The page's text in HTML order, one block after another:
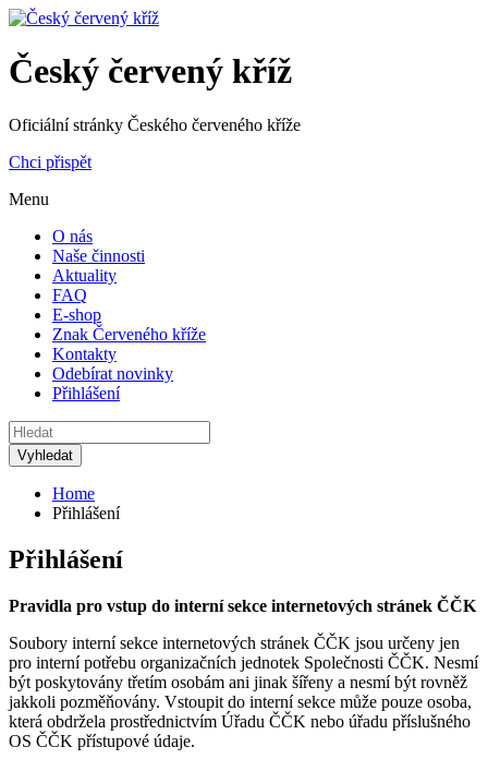
Český červený kříž
Oficiální stránky Českého červeného kříže
Chci přispět
Menu
O nás
Naše činnosti
Aktuality
FAQ
E-shop
Znak Červeného kříže
Kontakty
Odebírat novinky
Přihlášení
Home
Přihlášení
Přihlášení
Pravidla pro vstup do interní sekce internetových stránek ČČK
Soubory interní sekce internetových stránek ČČK jsou určeny jen
pro interní potřebu organizačních jednotek Společnosti ČČK. Nesmí
být poskytovány třetím osobám ani jinak šířeny a nesmí být rovněž
jakkoli pozměňovány. Vstoupit do interní sekce může pouze osoba,
která obdržela prostřednictvím Úřadu ČČK nebo úřadu příslušného
OS ČČK přístupové údaje.